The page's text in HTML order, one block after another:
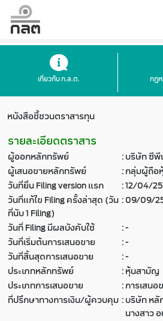
เกี่ยวกับ ก.ล.ต. กฎ
หนังสือชี้ชวนตราสารทุน
รายละเอียดตราสาร
ผู้ออกหลักทรัพย์ :บริษัท ซีพี
ผู้เสนอขายหลักทรัพย์
:กลุ่มผู้ถือ
วันที่ยื่น Filing version แรก
:12/04/
วันที่แก้ไข Filing ครั้งล่าสุด (วัน
ที่นับ 1 Filing)
:09/09/
วันที่ Filing มีผลบังคับใช้
:-
วันที่เริ่มต้นการเสนอขาย
:-
วันที่สิ้นสุดการเสนอขาย
:-
ประเภทหลักทรัพย์
:หุ้นสามัญ
ประเภทการเสนอขาย
:การเสน
ที่ปรึกษาทางการเงิน/ผู้ควบคุม :บริษัท หลั
นางสาว